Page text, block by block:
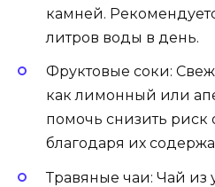
камней.
литров воды в день.
Фруктовые соки:
как лимонный или
помочь снизить риск
благодаря их
Травяные чаи: Чай из